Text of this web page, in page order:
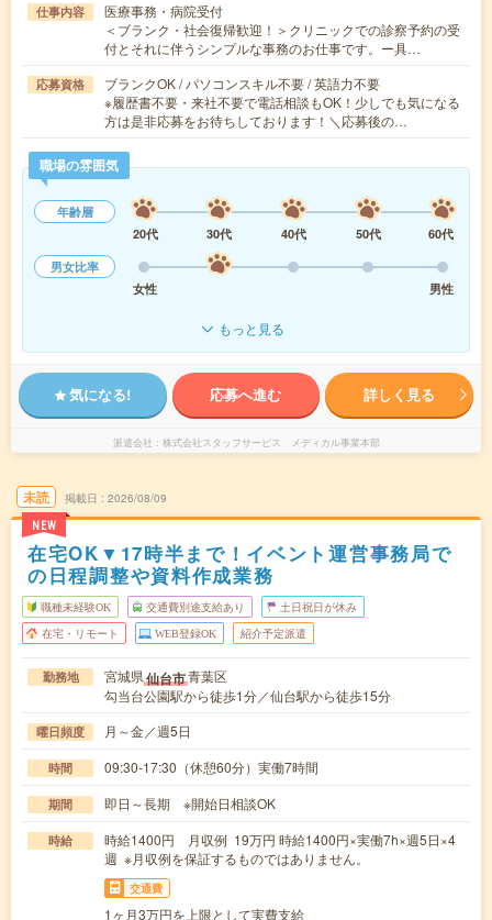
仕事内容
医療事務・病院受付
＜ブランク・社会復帰歓迎！＞クリニックでの診察予約の受
付とそれに伴うシンプルな事務のお仕事です。ー具…
応募資格
ブランクOK / パソコンスキル不要 / 英語力不要
※履歴書不要・来社不要で電話相談もOK！少しでも気になる
方は是非応募をお待ちしております！＼応募後の…
職場の雰囲気
年齢層
20代
30代 40代 50代
60代
男女比率
女性
男性
もっと見る
気になる! 応募へ進む 詳しく見る
派遣会社 株式会社スタッフサービス メディカル事業本部
未読
NEW
掲載日 2026/08/09
在宅OK▼17時半まで！イベント運営事務局で
の日程調整や資料作成業務
職種未経験OK 交通費別途支給あり 土日祝日が休み
在宅・リモート WEB登録OK 紹介予定派遣
勤務地 宮城県仙台市青葉区
勾当台公園駅から徒歩1分／仙台駅から徒歩15分
曜日頻度 月～金／週5日
時間 09:30-17:30（休憩60分）実働7時間
期間 即日～長期 ※開始日相談OK
時給
時給1400円 月収例 19万円 時給1400円×実働7h×週5日×4
週 ※月収例を保証するものではありません。
交通費
1ヶ月3万円を上限として実費支給